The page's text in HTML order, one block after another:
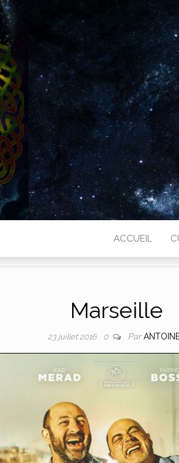
de films
ACCUEIL
Marseille
23 juillet 2016 0 Par